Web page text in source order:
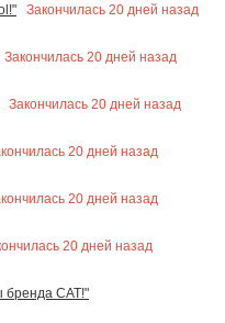
Закончилась 20 дней назад
Закончилась 20 дней назад
Закончилась 20 дней назад
20 дней назад
20 дней назад
20 дней назад
бренда CAT!"